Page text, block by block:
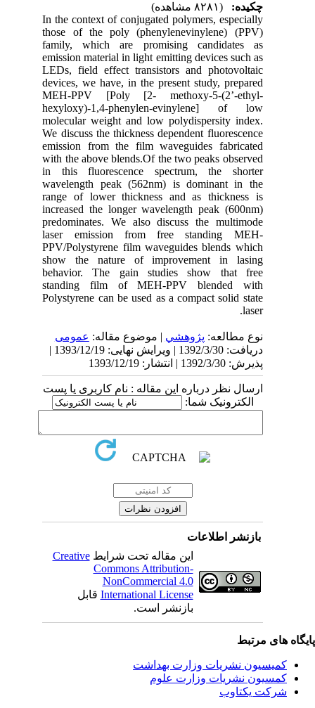
چکیده:
In the context of conjugated polymers, especially
those of the poly (phenylenevinylene) (PPV)
family, which are promising candidates as
emission material in light emitting devices such as
LEDs, field effect transistors and photovoltaic
devices, we have, in the present study, prepared
MEH-PPV [Poly [2- methoxy-5-(2’-ethyl-
hexyloxy)-1,4-phenylen-evinylene] of low
molecular weight and low polydispersity index.
We discuss the thickness dependent fluorescence
emission from the film waveguides fabricated
with the above blends.Of the two peaks observed
in this fluorescence spectrum, the shorter
wavelength peak (562nm) is dominant in the
range of lower thickness and as thickness is
increased the longer wavelength peak (600nm)
predominates. We also discuss the multimode
laser emission from free standing MEH-
PPV/Polystyrene film waveguides blends which
show the nature of improvement in lasing
behavior. The gain studies show that free
standing film of MEH-PPV blended with
Polystyrene can be used as a compact solid state
laser.
نوع مطالعه:پژوهشي| موضوع مقاله:عمومى
دریافت: 1392/3/30 | ویرایش نهایی: 1393/12/19 |
پذیرش: 1392/3/30 | انتشار: 1393/12/19
ارسال نظر درباره این مقاله : نام کاربری یا پست
الکترونیک شما:
بازنشر اطلاعات
این مقاله تحت شرایطCreative
Commons Attribution-
NonCommercial 4.0
International Licenseقابل
بازنشر است.
های مرتبط
کمیسیون نشریات وزارت بهداشت
کمسیون نشریات وزارت علوم
شرکت یکتاوب